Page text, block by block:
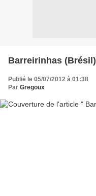
Barreirinhas (Brésil)
Publié le 05/07/2012 à 01:38
Par Gregoux